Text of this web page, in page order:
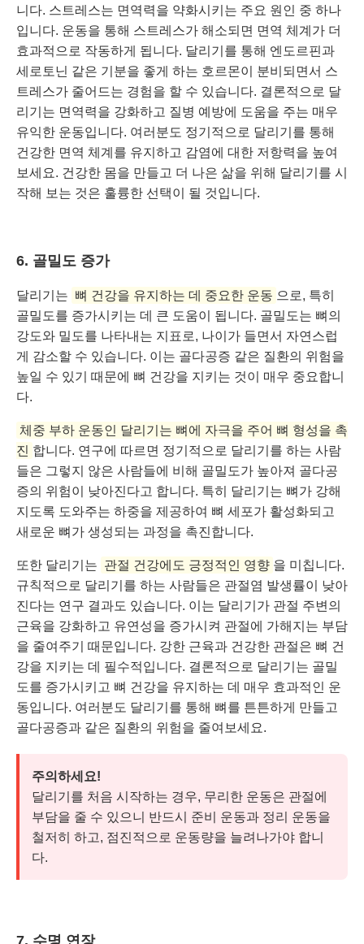
니다. 스트레스는 면역력을 약화시키는 주요 원인 중 하나
입니다. 운동을 통해 스트레스가 해소되면 면역 체계가 더
효과적으로 작동하게 됩니다. 달리기를 통해 엔도르핀과
세로토닌 같은 기분을 좋게 하는 호르몬이 분비되면서 스
트레스가 줄어드는 경험을 할 수 있습니다. 결론적으로 달
리기는 면역력을 강화하고 질병 예방에 도움을 주는 매우
유익한 운동입니다. 여러분도 정기적으로 달리기를 통해
건강한 면역 체계를 유지하고 감염에 대한 저항력을 높여
보세요. 건강한 몸을 만들고 더 나은 삶을 위해 달리기를 시
작해 보는 것은 훌륭한 선택이 될 것입니다.
6. 골밀도 증가
달리기는 뼈 건강을 유지하는 데 중요한 운동 으로, 특히
골밀도를 증가시키는 데 큰 도움이 됩니다. 골밀도는 뼈의
강도와 밀도를 나타내는 지표로, 나이가 들면서 자연스럽
게 감소할 수 있습니다. 이는 골다공증 같은 질환의 위험을
높일 수 있기 때문에 뼈 건강을 지키는 것이 매우 중요합니
다.
체중 부하 운동인 달리기는 뼈에 자극을 주어 뼈 형성을 촉
진 합니다. 연구에 따르면 정기적으로 달리기를 하는 사람
들은 그렇지 않은 사람들에 비해 골밀도가 높아져 골다공
증의 위험이 낮아진다고 합니다. 특히 달리기는 뼈가 강해
지도록 도와주는 하중을 제공하여 뼈 세포가 활성화되고
새로운 뼈가 생성되는 과정을 촉진합니다.
또한 달리기는 관절 건강에도 긍정적인 영향 을 미칩니다.
규칙적으로 달리기를 하는 사람들은 관절염 발생률이 낮아
진다는 연구 결과도 있습니다. 이는 달리기가 관절 주변의
근육을 강화하고 유연성을 증가시켜 관절에 가해지는 부담
을 줄여주기 때문입니다. 강한 근육과 건강한 관절은 뼈 건
강을 지키는 데 필수적입니다. 결론적으로 달리기는 골밀
도를 증가시키고 뼈 건강을 유지하는 데 매우 효과적인 운
동입니다. 여러분도 달리기를 통해 뼈를 튼튼하게 만들고
골다공증과 같은 질환의 위험을 줄여보세요.
주의하세요!
달리기를 처음 시작하는 경우, 무리한 운동은 관절에
부담을 줄 수 있으니 반드시 준비 운동과 정리 운동을
철저히 하고, 점진적으로 운동량을 늘려나가야 합니
다.
7. 수명 연장